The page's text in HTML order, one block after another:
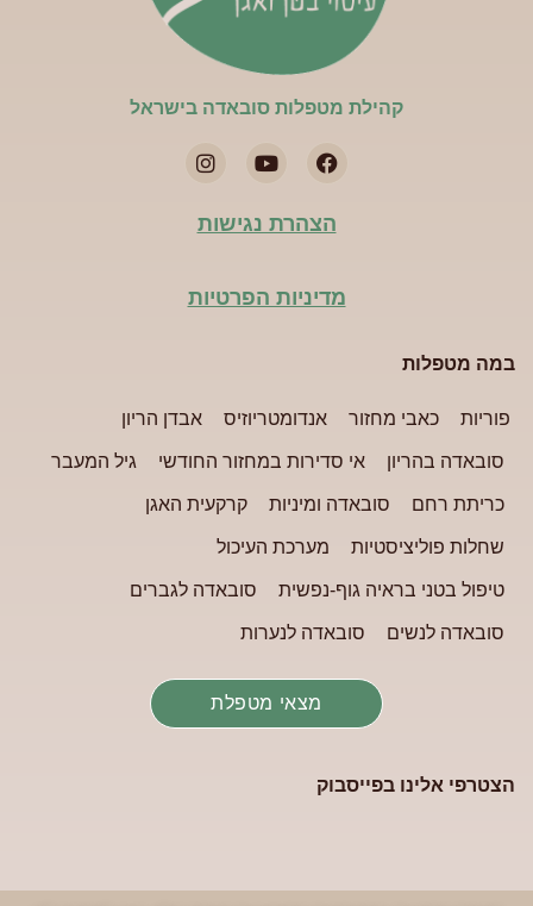
קהילת מטפלות סובאדה בישראל​
הצהרת נגישות
מדיניות הפרטיות
במה מטפלות
פוריות כאבי מחזור אנדומטריוזיס אבדן הריון
סובאדה בהריון אי סדירות במחזור החודשי גיל המעבר
כריתת רחם סובאדה ומיניות קרקעית האגן
שחלות פוליציסטיות מערכת העיכול
טיפול בטני בראיה גוף-נפשית סובאדה לגברים
סובאדה לנשים סובאדה לנערות
מצאי מטפלת
הצטרפי אלינו בפייסבוק